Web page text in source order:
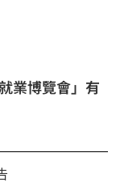
業博覽會」有